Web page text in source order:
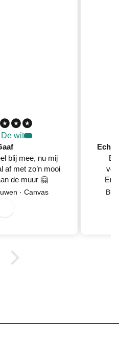
wit
blij mee, nu mij
af met zo’n mooi
de muur 🤗
· Canvas
En